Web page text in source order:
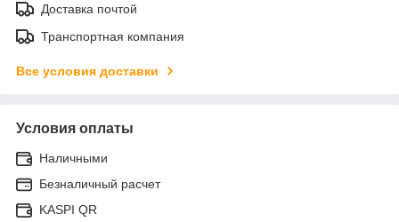
Доставка почтой
Транспортная компания
Все условия доставки
Условия оплаты
Наличными
Безналичный расчет
KASPI QR